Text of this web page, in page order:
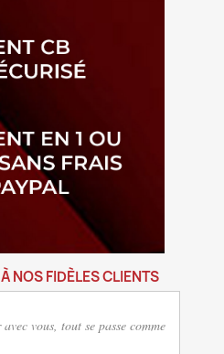
NOS FIDÈLES CLIENTS
vous, tout se passe comme